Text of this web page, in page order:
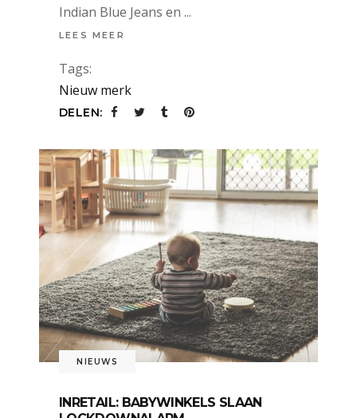
Indian Blue Jeans en
LEES MEER
Tags:
Nieuw merk
DELEN:
NIEUWS
INRETAIL: BABYWINKELS SLAAN